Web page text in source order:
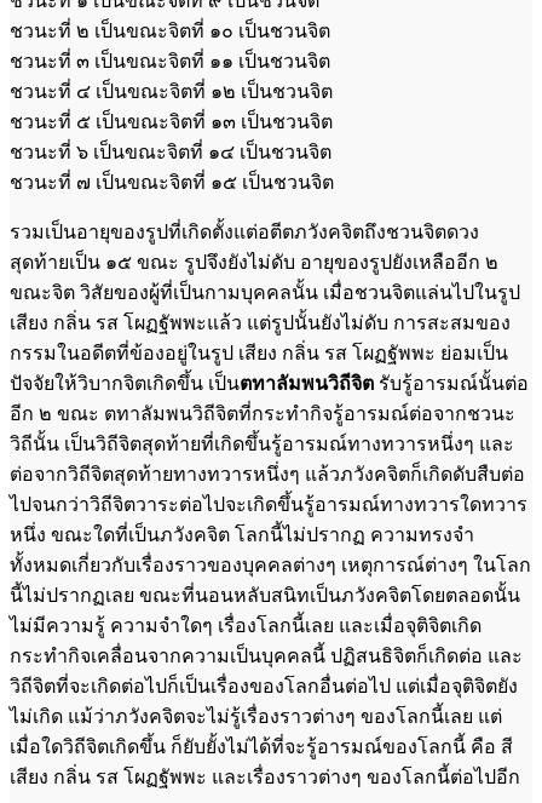
ชวนะที่ ๒ เป็นขณะจิตที่ ๑๐ เป็นชวนจิต
ชวนะที่ ๓ เป็นขณะจิตที่ ๑๑ เป็นชวนจิต
ชวนะที่ ๔ เป็นขณะจิตที่ ๑๒ เป็นชวนจิต
ชวนะที่ ๕ เป็นขณะจิตที่ ๑๓ เป็นชวนจิต
ชวนะที่ ๖ เป็นขณะจิตที่ ๑๔ เป็นชวนจิต
ชวนะที่ ๗ เป็นขณะจิตที่ ๑๕ เป็นชวนจิต
รวมเป็นอายุของรูปที่เกิดตั้งแต่อตีตภวังคจิตถึงชวนจิตดวง
สุดท้ายเป็น ๑๕ ขณะ รูปจึงยังไม่ดับ อายุของรูปยังเหลืออีก ๒
ขณะจิต วิสัยของผู้ที่เป็นกามบุคคลนั้น เมื่อชวนจิตแล่นไปในรูป
เสียง กลิ่น รส โผฏฐัพพะแล้ว แต่รูปนั้นยังไม่ดับ การสะสมของ
กรรมในอดีตที่ข้องอยู่ในรูป เสียง กลิ่น รส โผฏฐัพพะ ย่อมเป็น
ปัจจัยให้วิบากจิตเกิดขึ้น ​เป็นต​ทา​ลัม​พน​วิถี​จิต​ รับรู้อารมณ์นั้นต่อ
อีก ๒ ขณะ ตทาลัมพนวิถีจิตที่กระทำ​กิจรู้อารมณ์ต่อจากชวนะ
วิถีนั้น เป็นวิถีจิตสุดท้ายที่เกิดขึ้นรู้อารมณ์ทางทวารหนึ่งๆ และ
ต่อจากวิถีจิตสุดท้ายทางทวารหนึ่งๆ แล้วภวังคจิตก็เกิดดับสืบต่อ
ไปจนกว่าวิถีจิตวาระต่อไปจะเกิดขึ้นรู้อารมณ์ทางทวารใดทวาร
หนึ่ง ขณะใดที่เป็นภวังคจิต โลกนี้ไม่ปรากฏ ความทรงจำ​
ทั้งหมดเกี่ยวกับเรื่องราวของบุคคลต่างๆ เหตุการณ์ต่างๆ ในโลก
นี้ไม่ปรากฏเลย ขณะที่นอนหลับสนิทเป็นภวังคจิตโดยตลอดนั้น
ไม่มีความรู้ ความจำ​ใดๆ เรื่องโลกนี้เลย และเมื่อจุติจิตเกิด
กระทำ​กิจเคลื่อนจากความเป็นบุคคลนี้ ปฏิสนธิจิตก็เกิดต่อ และ
วิถีจิตที่จะเกิดต่อไปก็เป็นเรื่องของโลกอื่นต่อไป แต่เมื่อจุติจิตยัง
ไม่เกิด แม้ว่าภวังคจิตจะไม่รู้เรื่องราวต่างๆ ของโลกนี้เลย แต่
เมื่อใดวิถีจิตเกิดขึ้น ก็ยับยั้งไม่ได้ที่จะรู้อารมณ์ของโลกนี้ คือ สี
เสียง กลิ่น รส โผฏฐัพพะ และเรื่องราวต่างๆ ของโลกนี้ต่อไปอีก